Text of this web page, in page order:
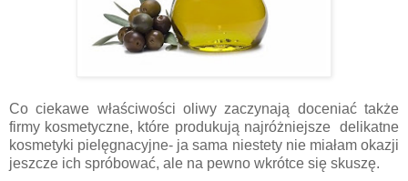
Co ciekawe właściwości oliwy zaczynają doceniać także
firmy kosmetyczne, które produkują najróżniejsze delikatne
kosmetyki pielęgnacyjne- ja sama niestety nie miałam okazji
jeszcze ich spróbować, ale na pewno wkrótce się skuszę.